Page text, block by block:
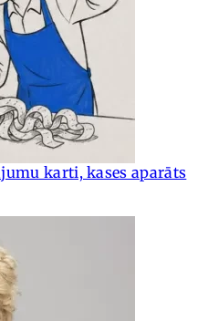
karti, kases aparāts